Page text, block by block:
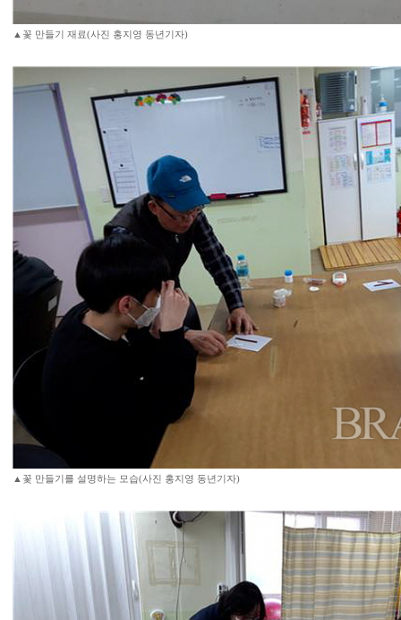
▲꽃 만들기 재료(사진 홍지영 동년기자)
▲꽃 만들기를 설명하는 모습(사진 홍지영 동년기자)